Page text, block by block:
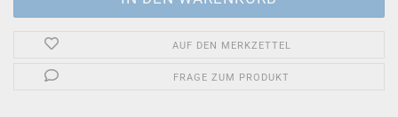
AUF DEN MERKZETTEL
FRAGE ZUM PRODUKT